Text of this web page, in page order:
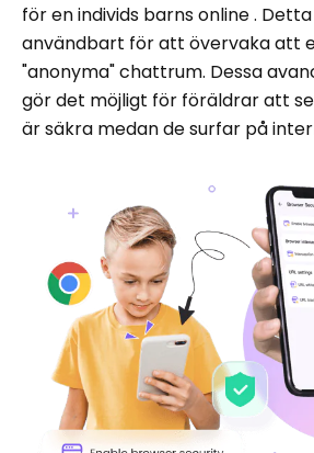
för en individs barns online .
användbart för att övervaka att
"anonyma" chattrum. Dessa
gör det möjligt för föräldrar att
är säkra medan de surfar på